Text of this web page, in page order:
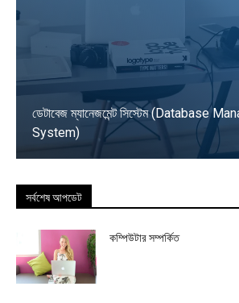
ডেটাবেজ ম্যানেজমেন্ট সিস্টেম (Database
System)
LEARN MORE
সর্বশেষ আপডেট
কম্পিউটার সম্পর্কিত